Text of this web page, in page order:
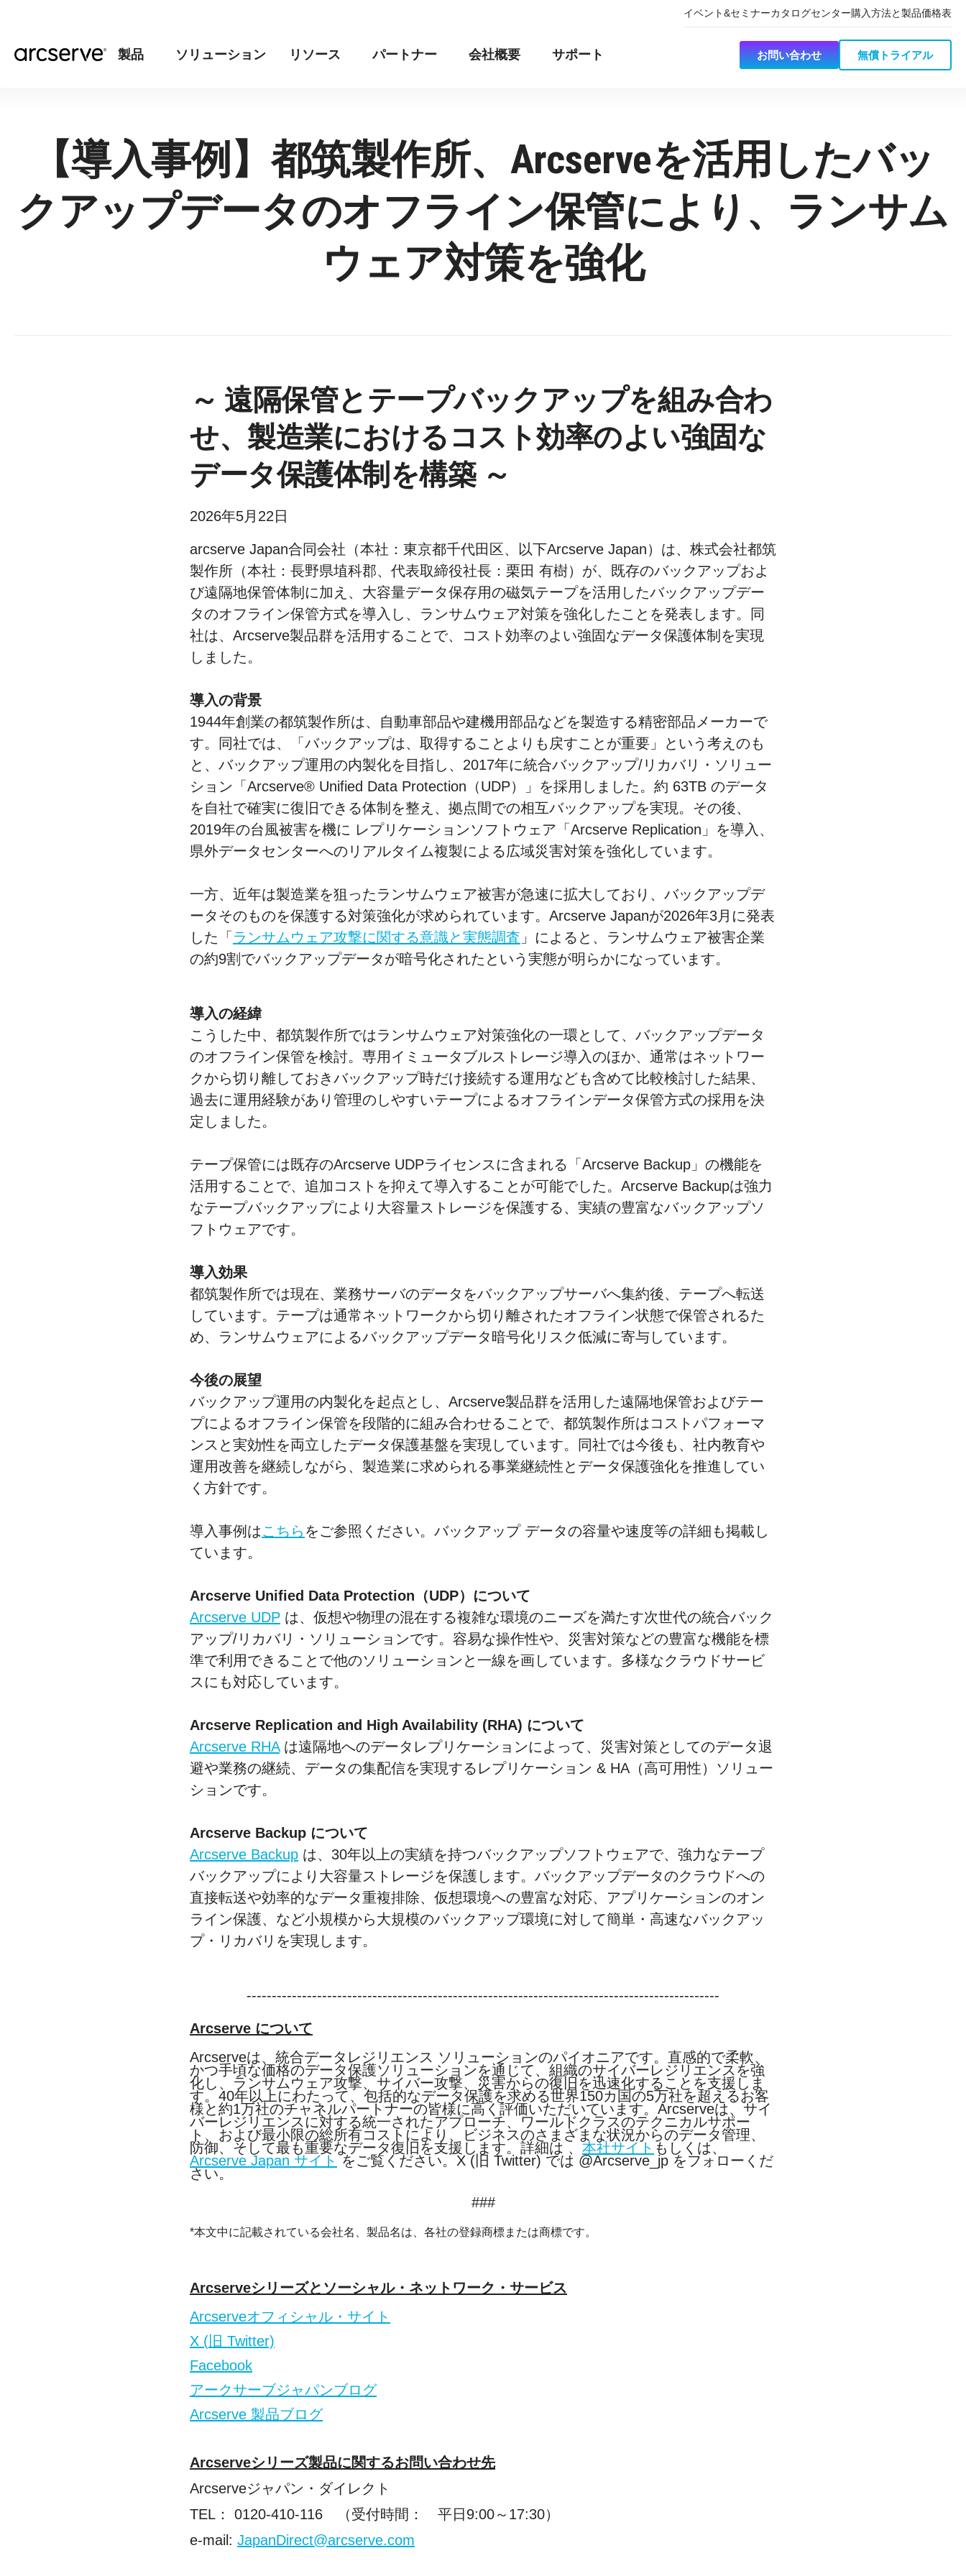
イベント&セミナーカタログセンター購入方法と製品価格表
製品 ソリューション リソース パートナー 会社概要 サポート お問い合わせ 無償トライアル
【導入事例】都筑製作所、Arcserveを活用したバッ
クアップデータのオフライン保管により、ランサム
ウェア対策を強化
～ 遠隔保管とテープバックアップを組み合わ
せ、製造業におけるコスト効率のよい強固な
データ保護体制を構築 ～
2026年5月22日
arcserve Japan合同会社（本社：東京都千代田区、以下Arcserve Japan）は、株式会社都筑
製作所（本社：長野県埴科郡、代表取締役社長：栗田 有樹）が、既存のバックアップおよ
び遠隔地保管体制に加え、大容量データ保存用の磁気テープを活用したバックアップデー
タのオフライン保管方式を導入し、ランサムウェア対策を強化したことを発表します。同
社は、Arcserve製品群を活用することで、コスト効率のよい強固なデータ保護体制を実現
しました。
導入の背景
1944年創業の都筑製作所は、自動車部品や建機用部品などを製造する精密部品メーカーで
す。同社では、「バックアップは、取得することよりも戻すことが重要」という考えのも
と、バックアップ運用の内製化を目指し、2017年に統合バックアップ/リカバリ・ソリュー
ション「Arcserve® Unified Data Protection（UDP）」を採用しました。約 63TB のデータ
を自社で確実に復旧できる体制を整え、拠点間での相互バックアップを実現。その後、
2019年の台風被害を機に レプリケーションソフトウェア「Arcserve Replication」を導入、
県外データセンターへのリアルタイム複製による広域災害対策を強化しています。
一方、近年は製造業を狙ったランサムウェア被害が急速に拡大しており、バックアップデ
ータそのものを保護する対策強化が求められています。Arcserve Japanが2026年3月に発表
した「 ランサムウェア攻撃に関する意識と実態調査 」によると、ランサムウェア被害企業
の約9割でバックアップデータが暗号化されたという実態が明らかになっています。
導入の経緯
こうした中、都筑製作所ではランサムウェア対策強化の一環として、バックアップデータ
のオフライン保管を検討。専用イミュータブルストレージ導入のほか、通常はネットワー
クから切り離しておきバックアップ時だけ接続する運用なども含めて比較検討した結果、
過去に運用経験があり管理のしやすいテープによるオフラインデータ保管方式の採用を決
定しました。
テープ保管には既存のArcserve UDPライセンスに含まれる「Arcserve Backup」の機能を
活用することで、追加コストを抑えて導入することが可能でした。Arcserve Backupは強力
なテープバックアップにより大容量ストレージを保護する、実績の豊富なバックアップソ
フトウェアです。
導入効果
都筑製作所では現在、業務サーバのデータをバックアップサーバへ集約後、テープへ転送
しています。テープは通常ネットワークから切り離されたオフライン状態で保管されるた
め、ランサムウェアによるバックアップデータ暗号化リスク低減に寄与しています。
今後の展望
バックアップ運用の内製化を起点とし、Arcserve製品群を活用した遠隔地保管およびテー
プによるオフライン保管を段階的に組み合わせることで、都筑製作所はコストパフォーマ
ンスと実効性を両立したデータ保護基盤を実現しています。同社では今後も、社内教育や
運用改善を継続しながら、製造業に求められる事業継続性とデータ保護強化を推進してい
く方針です。
導入事例はこちら をご参照ください。バックアップ データの容量や速度等の詳細も掲載し
ています。
Arcserve Unified Data Protection（UDP）について
Arcserve UDP は、仮想や物理の混在する複雑な環境のニーズを満たす次世代の統合バック
アップ/リカバリ・ソリューションです。容易な操作性や、災害対策などの豊富な機能を標
準で利用できることで他のソリューションと一線を画しています。多様なクラウドサービ
スにも対応しています。
Arcserve Replication and High Availability (RHA) について
Arcserve RHAは遠隔地へのデータレプリケーションによって、災害対策としてのデータ退
避や業務の継続、データの集配信を実現するレプリケーション & HA（高可用性）ソリュー
ションです。
Arcserve Backup について
Arcserve Backup は、30年以上の実績を持つバックアップソフトウェアで、強力なテープ
バックアップにより大容量ストレージを保護します。バックアップデータのクラウドへの
直接転送や効率的なデータ重複排除、仮想環境への豊富な対応、アプリケーションのオン
ライン保護、など小規模から大規模のバックアップ環境に対して簡単・高速なバックアッ
プ・リカバリを実現します。
----------------------------------------------------------------------------------------------
Arcserve について
Arcserveは、統合データレジリエンス ソリューションのパイオニアです。直感的で柔軟、
かつ手頃な価格のデータ保護ソリューションを通じて、組織のサイバーレジリエンスを強
化し、ランサムウェア攻撃、サイバー攻撃、災害からの復旧を迅速化することを支援しま
す。 40年以上にわたって、包括的なデータ保護を求める世界150カ国の5万社を超えるお客
様と約1万社のチャネルパートナーの皆様に高く評価いただいています。 Arcserveは、サイ
バーレジリエンスに対する統一されたアプローチ、ワールドクラスのテクニカルサポー
ト、および最小限の総所有コストにより、ビジネスのさまざまな状況からのデータ管理、
防御、そして最も重要なデータ復旧を支援します。詳細は 、 本社サイト もしくは、
Arcserve Japan サイト をご覧ください。 X ( 旧 Twitter) では @Arcserve_jp をフォローくだ
さい。
###
*本文中に記載されている会社名、製品名は、各社の登録商標または商標です。
Arcserveシリーズとソーシャル・ネットワーク・サービス
Arcserveオフィシャル・サイト
X ( 旧 Twitter)
Facebook
アークサーブジャパンブログ
Arcserve 製品ブログ
Arcserveシリーズ製品に関するお問い合わせ先
Arcserveジャパン・ダイレクト
TEL ： 0120-410-116 （受付時間： 平日 9:00～ 17:30）
e-mail: JapanDirect@arcserve.com